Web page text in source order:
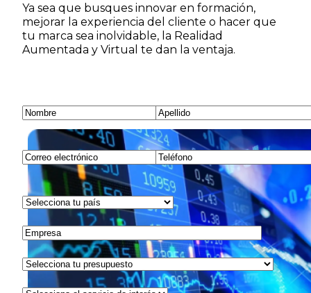
Ya sea que busques innovar en formación,
mejorar la experiencia del cliente o hacer que
tu marca sea inolvidable, la Realidad
Aumentada y Virtual te dan la ventaja.